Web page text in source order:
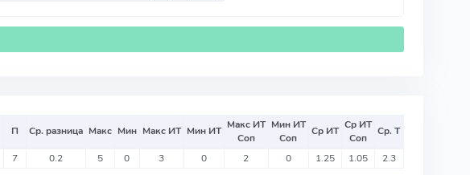
П Ср. разница Макс Мин Макс ИТ Мин ИТ Макс ИТ
Соп
Мин ИТ
Соп
Ср ИТ Ср ИТ
Соп
Ср. Т
7 0.2 5 0 3 0 2 0 1.25 1.05 2.3